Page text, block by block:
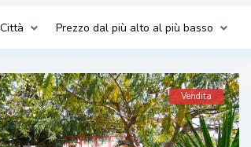
Città Prezzo dal più alto al più basso
Vendita